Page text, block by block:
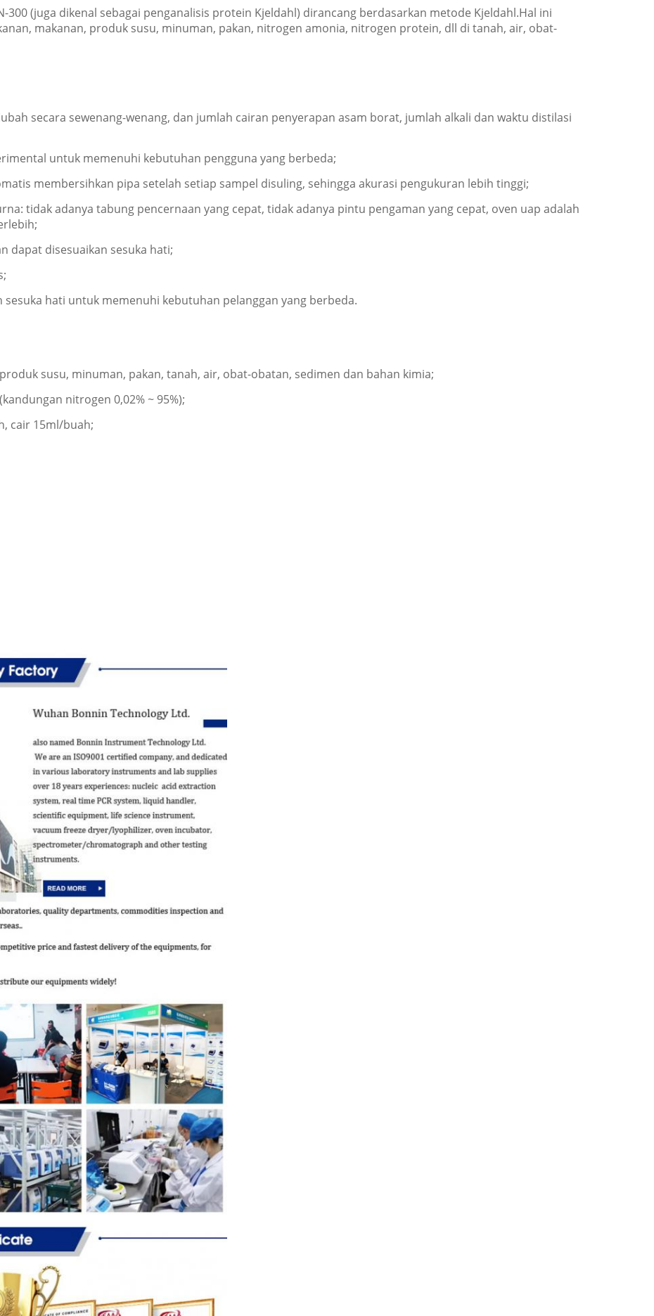
300 (juga dikenal sebagai penganalisis protein Kjeldahl) dirancang berdasarkan metode Kjeldahl.Hal ini
makanan, produk susu, minuman, pakan, nitrogen amonia, nitrogen protein, dll di tanah, air, obat-
secara sewenang-wenang, dan jumlah cairan penyerapan asam borat, jumlah alkali dan waktu distilasi
untuk memenuhi kebutuhan pengguna yang berbeda;
membersihkan pipa setelah setiap sampel disuling, sehingga akurasi pengukuran lebih tinggi;
tidak adanya tabung pencernaan yang cepat, tidak adanya pintu pengaman yang cepat, oven uap adalah
dapat disesuaikan sesuka hati;
hati untuk memenuhi kebutuhan pelanggan yang berbeda.
susu, minuman, pakan, tanah, air, obat-obatan, sedimen dan bahan kimia;
nitrogen 0,02% ~ 95%);
cair 15ml/buah;